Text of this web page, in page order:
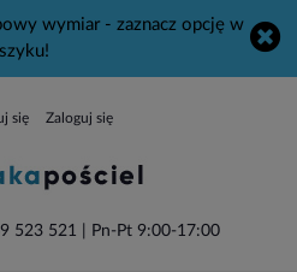
wymiar - zaznacz opcję w
się Zaloguj się
523 521 | Pn-Pt 9:00-17:00